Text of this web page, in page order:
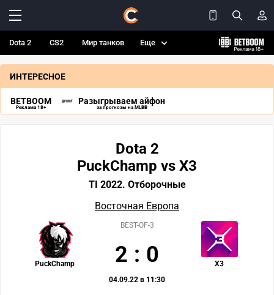
Dota 2 CS2 Мир танков Еще
ИНТЕРЕСНОЕ
BETBOOM
Реклама 18+
Разыгрываем айфон
за прогнозы на MLBB
Dota 2
PuckChamp vs X3
TI 2022. Отборочные
Восточная Европа
PuckChamp X3
BEST-OF-3
2 : 0
04.09.22 в 11:30